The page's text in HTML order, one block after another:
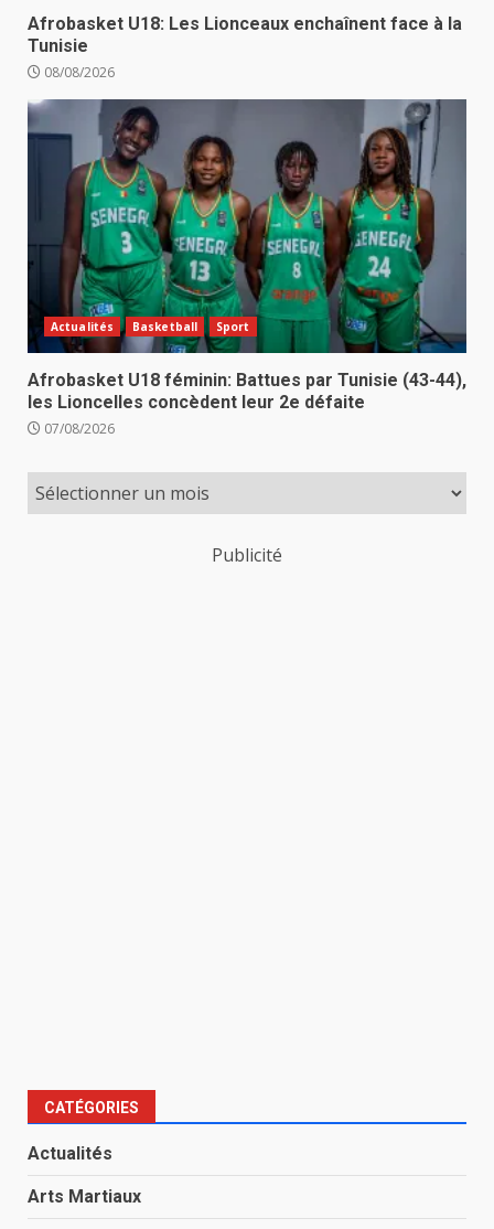
Afrobasket U18: Les Lionceaux enchaînent face à la
Tunisie
08/08/2026
Actualités Basketball Sport
Afrobasket U18 féminin: Battues par Tunisie (43-44),
les Lioncelles concèdent leur 2e défaite
07/08/2026
Publicité
CATÉGORIES
Actualités
Arts Martiaux